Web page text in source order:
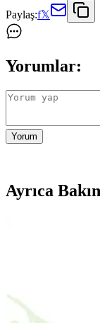
Paylaş:f𝕏
Yorumlar:
Yorum
Ayrıca
sağlar, hassas
cilt bakımında etkili